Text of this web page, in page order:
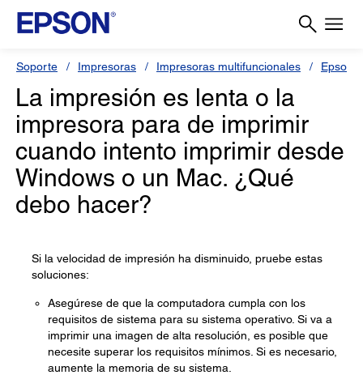
Soporte Impresoras Impresoras multifuncionales Epson L
La impresión es lenta o la
impresora para de imprimir
cuando intento imprimir desde
Windows o un Mac. ¿Qué
debo hacer?
Si la velocidad de impresión ha disminuido, pruebe estas
soluciones:
Asegúrese de que la computadora cumpla con los
requisitos de sistema para su sistema operativo. Si va a
imprimir una imagen de alta resolución, es posible que
necesite superar los requisitos mínimos. Si es necesario,
aumente la memoria de su sistema.